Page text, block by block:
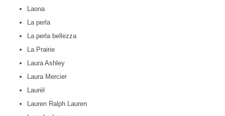
Laona
La perla
La perla bellezza
La Prairie
Laura Ashley
Laura Mercier
Laurèl
Lauren Ralph Lauren